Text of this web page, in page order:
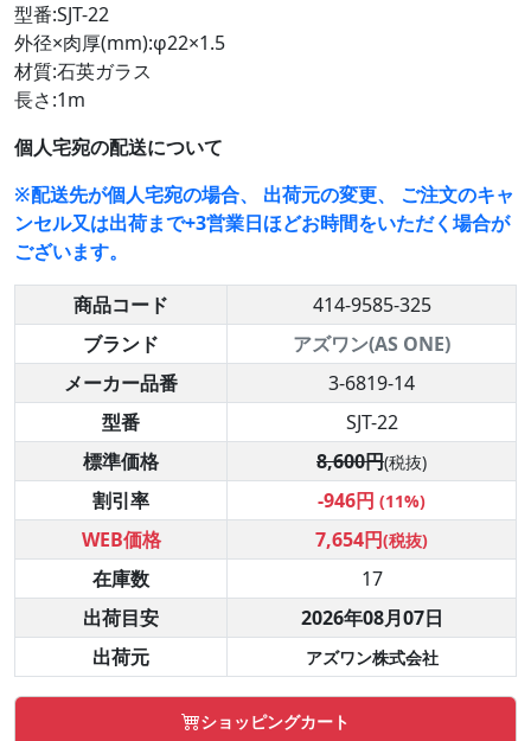
型番:SJT-22
外径×肉厚(mm):φ22×1.5
材質:石英ガラス
長さ:1m
個人宅宛の配送について
※配送先が個人宅宛の場合、 出荷元の変更、 ご注文のキャ
ンセル又は出荷まで+3営業日ほどお時間をいただく場合が
ございます。
商品コード
414-9585-325
ブランド
アズワン(AS ONE)
メーカー品番
3-6819-14
型番
SJT-22
標準価格
8,600円(税抜)
割引率 -946円 (11%)
WEB価格 7,654円(税抜)
在庫数
17
出荷目安
2026年08月07日
出荷元
アズワン株式会社
ショッピングカート